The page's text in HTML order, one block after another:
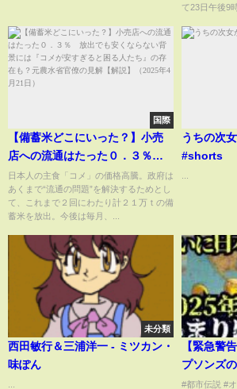
て23日午後9
国際
【備蓄米どこにいった？】小売
店への流通はたった０．３％
放出でも安くならない背景には
『コメが安すぎると困る人た
ち』の存在も？元農水省官僚の
日）
日本人の主食「コメ」の価格高騰。政府は
あくまで“流通の問題”を解決するためとし
て、これまで２回にわたり計２１万ｔの備
蓄米を放出。今後は毎月、...
うちの次
#shorts
未分類
西田敏行＆三浦洋一 - ミツカン・
味ぽん
【緊急警
プソンズ
襲う…【都
#都市伝説 #